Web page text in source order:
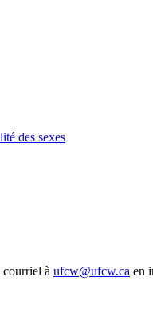
des sexes
courriel à ufcw@ufcw.ca en